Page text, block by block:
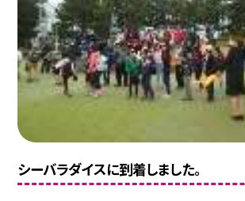
シーバラダイスに到着しました。